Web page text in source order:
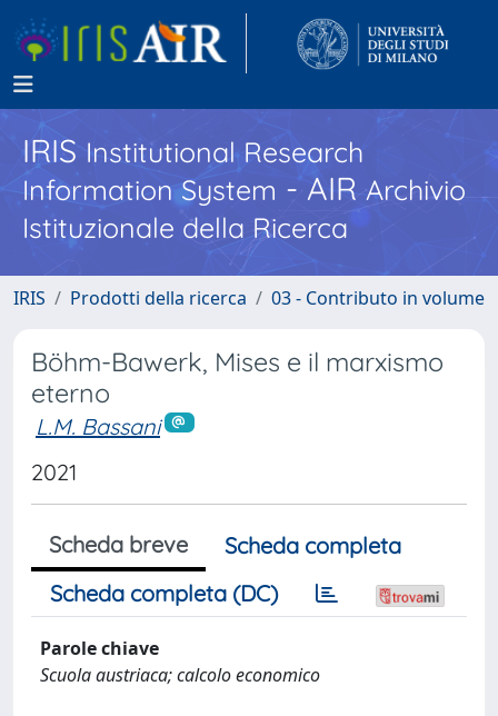
IRISInstitutional Research
Information System - AIR Archivio
Istituzionale della Ricerca
IRIS Prodotti della ricerca 03 - Contributo in volume
Böhm-Bawerk, Mises e il marxismo
eterno
L.M. Bassani
2021
Scheda breve
Scheda completa
Scheda completa (DC)
Parole chiave
Scuola austriaca; calcolo economico